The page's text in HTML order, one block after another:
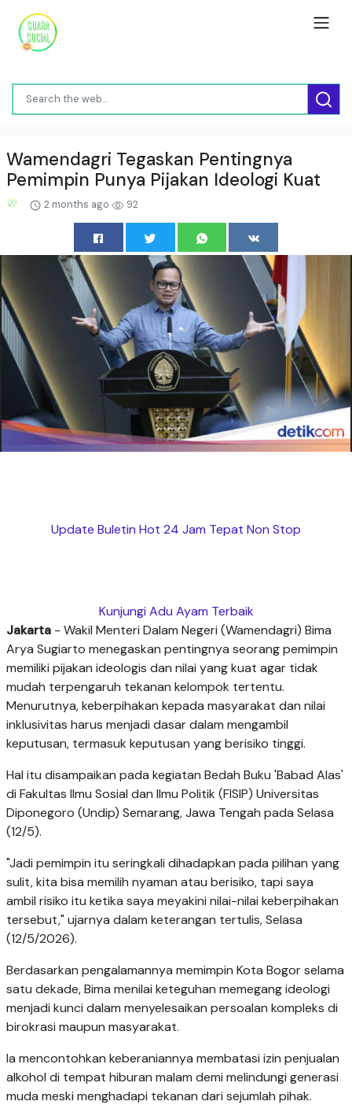
Wamendagri Tegaskan Pentingnya
Pemimpin Punya Pijakan Ideologi Kuat
2 months ago 92
Update Buletin Hot 24 Jam Tepat Non Stop
Kunjungi Adu Ayam Terbaik
Jakarta - Wakil Menteri Dalam Negeri (Wamendagri) Bima
Arya Sugiarto menegaskan pentingnya seorang pemimpin
memiliki pijakan ideologis dan nilai yang kuat agar tidak
mudah terpengaruh tekanan kelompok tertentu.
Menurutnya, keberpihakan kepada masyarakat dan nilai
inklusivitas harus menjadi dasar dalam mengambil
keputusan, termasuk keputusan yang berisiko tinggi.
Hal itu disampaikan pada kegiatan Bedah Buku 'Babad Alas'
di Fakultas Ilmu Sosial dan Ilmu Politik (FISIP) Universitas
Diponegoro (Undip) Semarang, Jawa Tengah pada Selasa
(12/5).
"Jadi pemimpin itu seringkali dihadapkan pada pilihan yang
sulit, kita bisa memilih nyaman atau berisiko, tapi saya
ambil risiko itu ketika saya meyakini nilai-nilai keberpihakan
tersebut," ujarnya dalam keterangan tertulis, Selasa
(12/5/2026).
Berdasarkan pengalamannya memimpin Kota Bogor selama
satu dekade, Bima menilai keteguhan memegang ideologi
menjadi kunci dalam menyelesaikan persoalan kompleks di
birokrasi maupun masyarakat.
Ia mencontohkan keberaniannya membatasi izin penjualan
alkohol di tempat hiburan malam demi melindungi generasi
muda meski menghadapi tekanan dari sejumlah pihak.